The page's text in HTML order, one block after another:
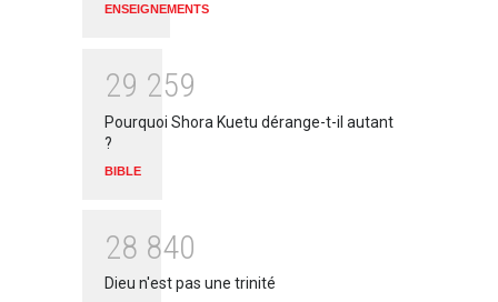
ENSEIGNEMENTS
29 259
Pourquoi Shora Kuetu dérange-t-il autant
?
BIBLE
28 840
Dieu n'est pas une trinité